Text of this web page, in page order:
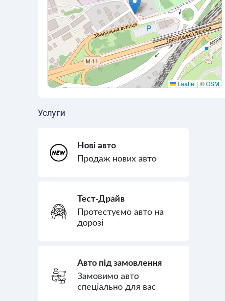
Leaflet | ©OSM
Услуги
Нові авто
Продаж нових авто
Тест-Драйв
Протестуємо авто на
дорозі
Авто під замовлення
Замовимо авто
спеціально для вас